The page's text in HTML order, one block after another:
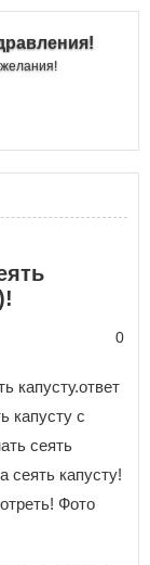
0
капусту.ответ
капусту с
сеять
сеять капусту!
Фото